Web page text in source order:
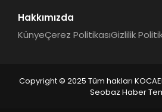
Hakkımızda
KünyeÇerez PolitikasıGizlilik
Copyright © 2025 Tüm hakları
Seobaz Haber